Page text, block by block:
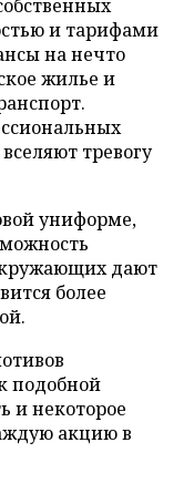
и тарифами
на нечто
жилье и
тревогу
униформе,
дают
более
подобной
и некоторое
акцию в